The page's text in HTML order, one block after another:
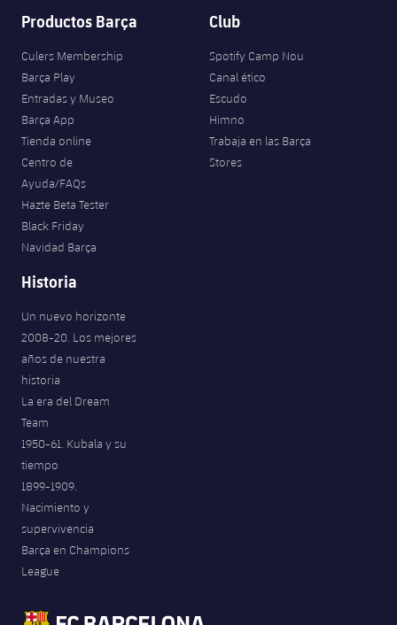
Productos Barça
Culers Membership
Barça Play
Entradas y Museo
Barça App
Tienda online
Centro de
Ayuda/FAQs
Hazte Beta Tester
Black Friday
Navidad Barça
Club
Spotify Camp Nou
Canal ético
Escudo
Himno
Trabaja en las Barça
Stores
Historia
Un nuevo horizonte
2008-20. Los mejores
años de nuestra
historia
La era del Dream
Team
1950-61. Kubala y su
tiempo
1899-1909.
Nacimiento y
supervivencia
Barça en Champions
League